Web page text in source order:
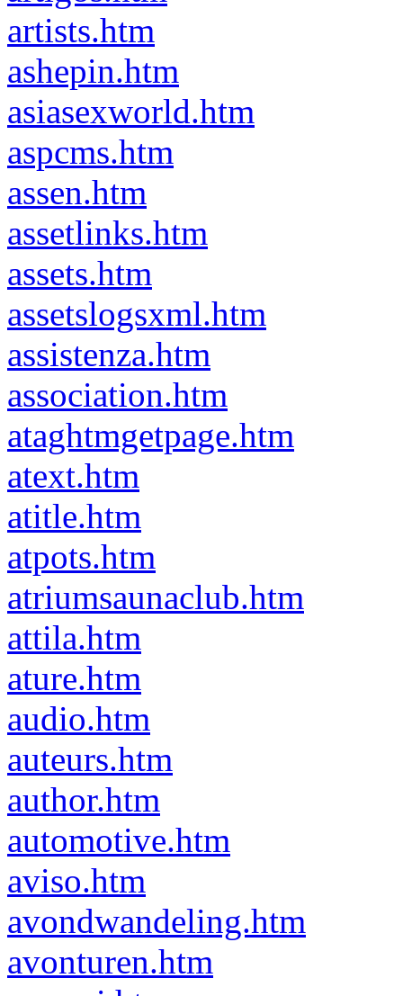
artists.htm
ashepin.htm
asiasexworld.htm
aspcms.htm
assen.htm
assetlinks.htm
assets.htm
assetslogsxml.htm
assistenza.htm
association.htm
ataghtmgetpage.htm
atext.htm
atitle.htm
atpots.htm
atriumsaunaclub.htm
attila.htm
ature.htm
audio.htm
auteurs.htm
author.htm
automotive.htm
aviso.htm
avondwandeling.htm
avonturen.htm